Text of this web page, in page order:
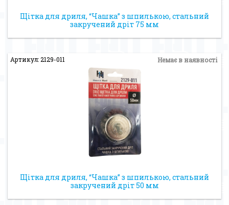
Щітка для дриля, “Чашка” з шпилькою, стальний
закручений дріт 75 мм
Артикул: 2129-011 Немає в наявності
Щітка для дриля, “Чашка” з шпилькою, стальний
закручений дріт 50 мм